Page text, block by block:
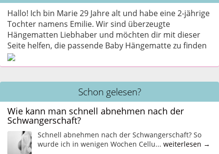
Hallo! Ich bin Marie 29 Jahre alt und habe eine 2-jährige
Tochter namens Emilie. Wir sind überzeugte
Hängematten Liebhaber und möchten dir mit dieser
Seite helfen, die passende Baby Hängematte zu finden
Schon gelesen?
Wie kann man schnell abnehmen nach der
Schwangerschaft?
Schnell abnehmen nach der Schwangerschaft? So
wurde ich in wenigen Wochen Cellu... weiterlesen →